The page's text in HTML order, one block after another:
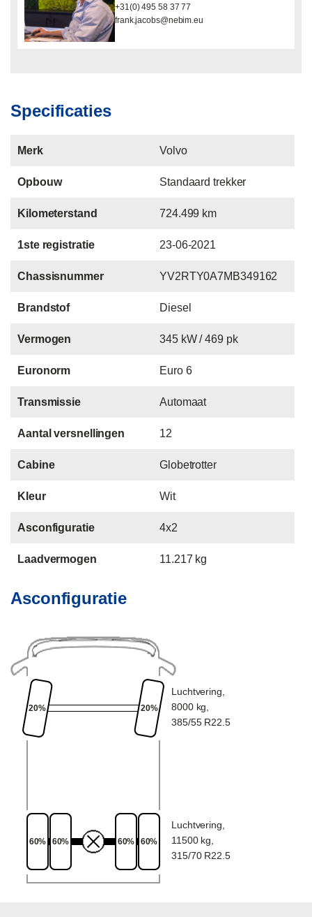
+31(0) 495 58 37 77
frank.jacobs@nebim.eu
Specificaties
Merk Volvo
Opbouw Standaard trekker
Kilometerstand 724.499 km
1ste registratie 23-06-2021
Chassisnummer YV2RTY0A7MB349162
Brandstof Diesel
Vermogen 345 kW / 469 pk
Euronorm Euro 6
Transmissie Automaat
Aantal versnellingen 12
Cabine Globetrotter
Kleur Wit
Asconfiguratie 4x2
Laadvermogen 11.217 kg
Asconfiguratie
20% 20%
Luchtvering,
8000 kg,
385/55 R22.5
60% 60% 60% 60%
Luchtvering,
11500 kg,
315/70 R22.5